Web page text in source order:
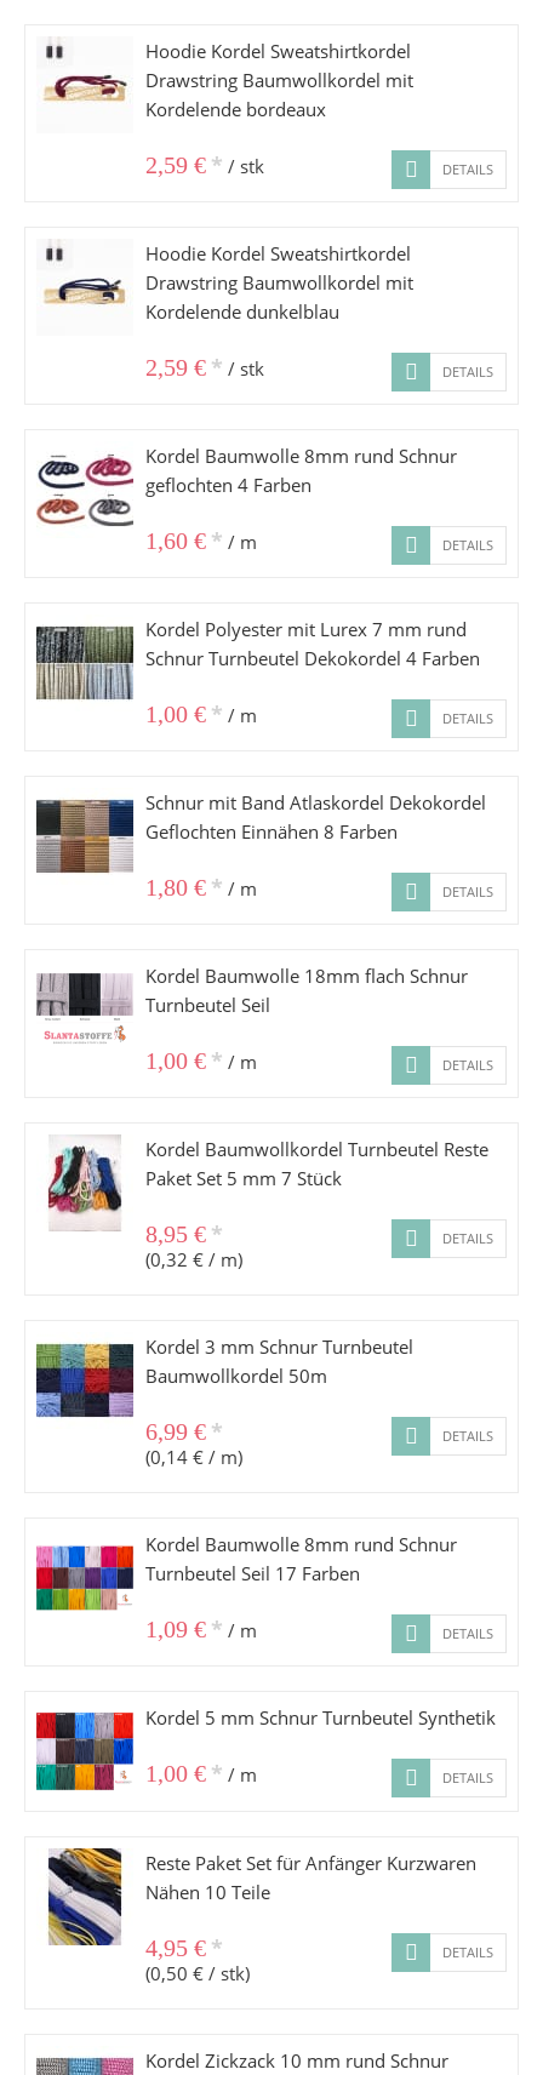
Hoodie Kordel Sweatshirtkordel
Drawstring Baumwollkordel mit
Kordelende bordeaux
2,59 € * / stk DETAILS
Hoodie Kordel Sweatshirtkordel
Drawstring Baumwollkordel mit
Kordelende dunkelblau
2,59 € * / stk DETAILS
Kordel Baumwolle 8mm rund Schnur
geflochten 4 Farben
1,60 € * / m DETAILS
Kordel Polyester mit Lurex 7 mm rund
Schnur Turnbeutel Dekokordel 4 Farben
1,00 € * / m DETAILS
Schnur mit Band Atlaskordel Dekokordel
Geflochten Einnähen 8 Farben
1,80 € * / m DETAILS
Kordel Baumwolle 18mm flach Schnur
Turnbeutel Seil
1,00 € * / m DETAILS
Kordel Baumwollkordel Turnbeutel Reste
Paket Set 5 mm 7 Stück
8,95 € *
(0,32 € / m)
DETAILS
Kordel 3 mm Schnur Turnbeutel
Baumwollkordel 50m
6,99 € *
(0,14 € / m)
DETAILS
Kordel Baumwolle 8mm rund Schnur
Turnbeutel Seil 17 Farben
1,09 € * / m DETAILS
Kordel 5 mm Schnur Turnbeutel Synthetik
1,00 € * / m DETAILS
Reste Paket Set für Anfänger Kurzwaren
Nähen 10 Teile
4,95 € *
(0,50 € / stk)
DETAILS
Kordel Zickzack 10 mm rund Schnur